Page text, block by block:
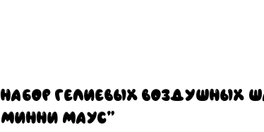
Набор гелиевых воздушных
Минни Маус"